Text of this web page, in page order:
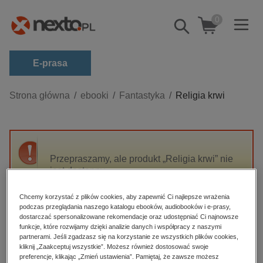
Pokaż/schowaj
wyszukiwarkę
0
E-prasa
Kategorie
biznesowe, branżowe, gospodarka
dzienniki
edukacja
hobby, sport, rozrywka
komputery, internet, technologie, informatyka
Strona główna ebooki Fantastyka Religia krwi
Przepraszamy, ale produkt „Religia krwi” nie
jest dostępny.
High-contrast mode
Polecane
Chcemy korzystać z plików cookies, aby zapewnić Ci najlepsze wrażenia
podczas przeglądania naszego katalogu ebooków, audiobooków i e-prasy,
dostarczać spersonalizowane rekomendacje oraz udostępniać Ci najnowsze
funkcje, które rozwijamy dzięki analizie danych i współpracy z naszymi
partnerami. Jeśli zgadzasz się na korzystanie ze wszystkich plików cookies,
kliknij „Zaakceptuj wszystkie”. Możesz również dostosować swoje
preferencje, klikając „Zmień ustawienia”. Pamiętaj, że zawsze możesz